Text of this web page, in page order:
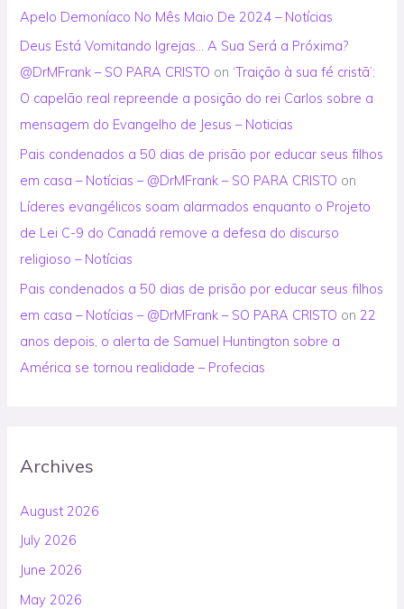
Apelo Demoníaco No Mês Maio De 2024 – Notícias
Deus Está Vomitando Igrejas… A Sua Será a Próxima?
@DrMFrank – SO PARA CRISTO on ‘Traição à sua fé cristã’:
O capelão real repreende a posição do rei Carlos sobre a
mensagem do Evangelho de Jesus – Noticias
Pais condenados a 50 dias de prisão por educar seus filhos
em casa – Notícias – @DrMFrank – SO PARA CRISTO on
Líderes evangélicos soam alarmados enquanto o Projeto
de Lei C-9 do Canadá remove a defesa do discurso
religioso – Notícias
Pais condenados a 50 dias de prisão por educar seus filhos
em casa – Notícias – @DrMFrank – SO PARA CRISTO on 22
anos depois, o alerta de Samuel Huntington sobre a
América se tornou realidade – Profecias
Archives
August 2026
July 2026
June 2026
May 2026